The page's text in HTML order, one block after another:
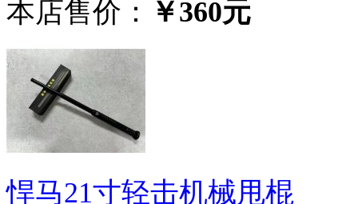
本店售价： ￥360元
悍马21寸轻击机械甩棍